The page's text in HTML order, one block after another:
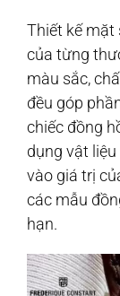
Thiết kế mặt
của từng
màu sắc,
đều góp
chiếc đồng
dụng vật
vào giá trị
các mẫu
hạn.